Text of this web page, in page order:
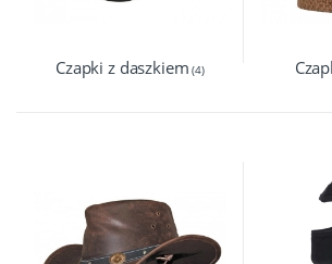
Czapki z daszkiem (4)